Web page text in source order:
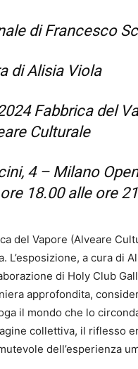
di Francesco
di Alisia Viola
Fabbrica del
Culturale
4 – Milano
18.00 alle ore
del Vapore (Alveare
a cura di
di Holy Club
approfondita,
il mondo che lo
collettiva, il riflesso
dell’esperienza